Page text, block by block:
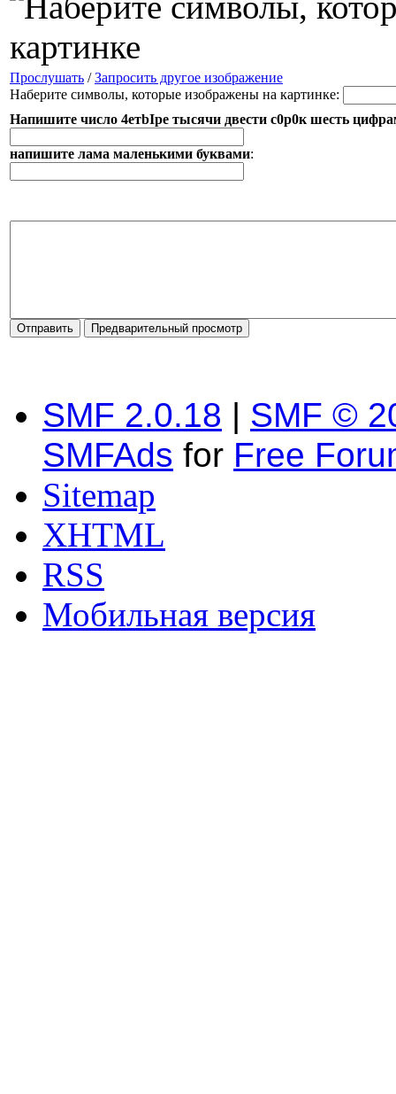
Прослушать /Запросить другое изображение
Наберите символы, которые изображены на картинке:
Напишите число 4етbIpe тысячи двести с0р0к шeсть
напишите лама маленькими буквами:
SMF 2.0.18 | SMF ©
SMFAds for Free
Sitemap
XHTML
RSS
Мобильная версия